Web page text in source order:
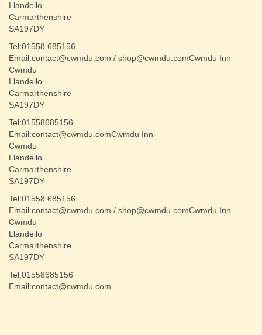
Llandeilo
Carmarthenshire
SA197DY
Tel:01558 685156
Email:contact@cwmdu.com / shop@cwmdu.comCwmdu Inn
Cwmdu
Llandeilo
Carmarthenshire
SA197DY
Tel:01558685156
Email:contact@cwmdu.comCwmdu Inn
Cwmdu
Llandeilo
Carmarthenshire
SA197DY
Tel:01558 685156
Email:contact@cwmdu.com / shop@cwmdu.comCwmdu Inn
Cwmdu
Llandeilo
Carmarthenshire
SA197DY
Tel:01558685156
Email:contact@cwmdu.com